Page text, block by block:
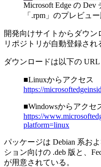
Microsoft Edge の Dev
「.rpm」のプレビュ
開発向けサイトからダウン
リポジトリが自動登録され
ダウンロードは以下の URL
■Linuxからアクセス
https://
■Windowsからアクセ
https://
platform=linux
パッケージは Debian 系お
ション向けの .deb 版と、
が用意されている。